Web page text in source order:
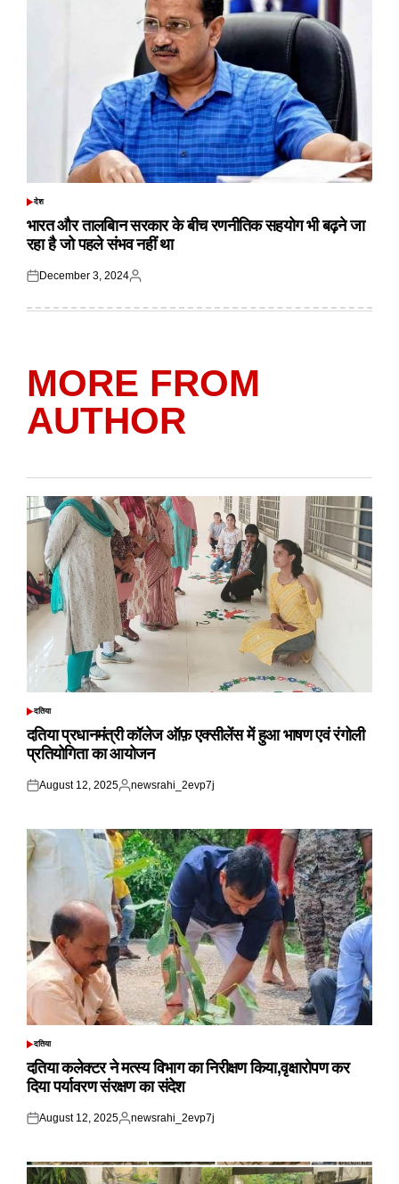
POSTED
देश
भारत और तालबिान सरकार के बीच रणनीतिक सहयोग भी बढ़ने जा
रहा है जो पहले संभव नहीं था
Posted
December 3, 2024
Posted
MORE FROM
AUTHOR
POSTED
दतिया
दतिया प्रधानमंत्री कॉलेज ऑफ़ एक्सीलेंस में हुआ भाषण एवं रंगोली
प्रतियोगिता का आयोजन
Posted
August 12, 2025
Posted
newsrahi_2evp7j
POSTED
दतिया
दतिया कलेक्टर ने मत्स्य विभाग का निरीक्षण किया,वृक्षारोपण कर
दिया पर्यावरण संरक्षण का संदेश
Posted
August 12, 2025
Posted
newsrahi_2evp7j